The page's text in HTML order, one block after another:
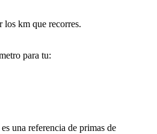
los km que recorres.
para tu:
una referencia de primas de